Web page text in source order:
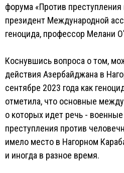
форума «Против преступления
президент Международной
геноцида, профессор Мелани
Коснувшись вопроса о том,
действия Азербайджана в
сентябре 2023 года как
отметила, что основные
о которых идет речь -
преступления против
имело место в Нагорном
и иногда в разное время.